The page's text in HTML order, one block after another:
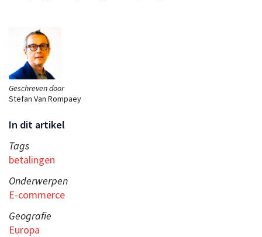
Geschreven door
Stefan Van Rompaey
In dit artikel
Tags
betalingen
Onderwerpen
E-commerce
Geografie
Europa